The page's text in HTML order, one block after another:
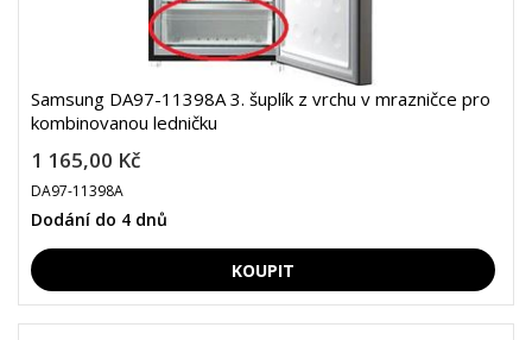
Samsung DA97-11398A 3. šuplík z vrchu v mrazničce pro
kombinovanou ledničku
1 165,00 Kč
DA97-11398A
Dodání do 4 dnů